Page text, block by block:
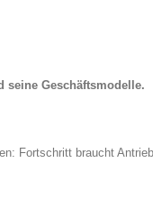
seine Geschäftsmodelle.
Fortschritt braucht